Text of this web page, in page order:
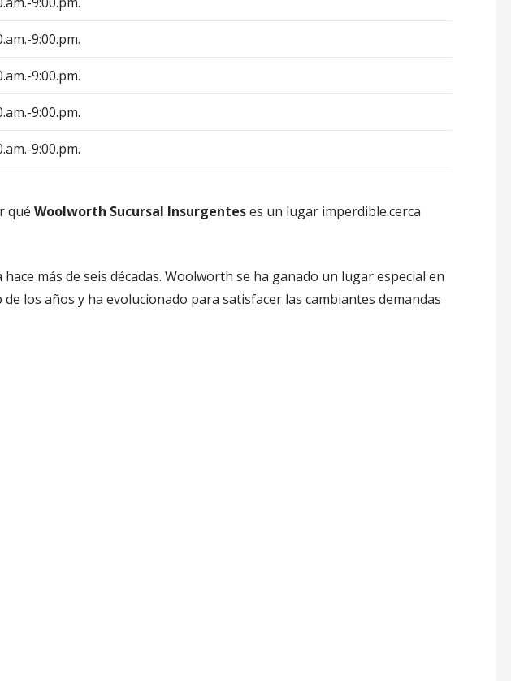
9:00.pm.
9:00.pm.
9:00.pm.
9:00.pm.
qué Woolworth Sucursal Insurgenteses un lugar imperdible.cerca
más de seis décadas. Woolworth se ha ganado un lugar especial en
los años y ha evolucionado para satisfacer las cambiantes demandas